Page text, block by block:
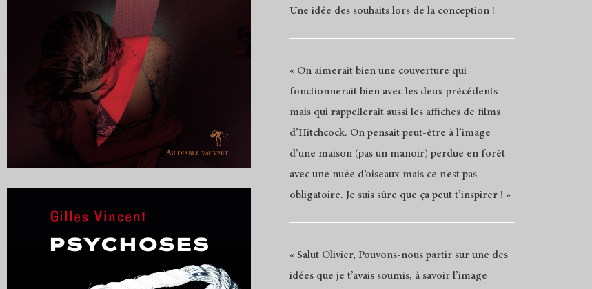
Une idée des souhaits lors de la conception !
« On aimerait bien une couverture qui
fonctionnerait bien avec les deux précédents
mais qui rappellerait aussi les affiches de films
d’Hitchcock. On pensait peut-être à l’image
d’une maison (pas un manoir) perdue en forêt
avec une nuée d’oiseaux mais ce n’est pas
obligatoire. Je suis sûre que ça peut t’inspirer ! »
« Salut Olivier, Pouvons-nous partir sur une des
idées que je t’avais soumis, à savoir l’image